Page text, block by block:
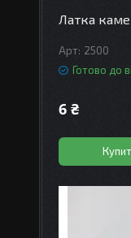
Латка
2500
Готово до
6 ₴